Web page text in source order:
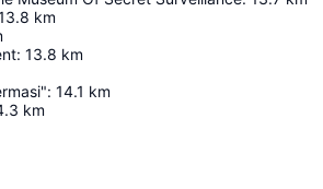
km
: 13.8 km
: 14.1 km
km